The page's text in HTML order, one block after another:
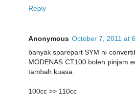
Reply
Anonymous October 7, 2011 at
banyak sparepart SYM ni
MODENAS CT100 boleh pinjam
tambah kuasa.
100cc >> 110cc